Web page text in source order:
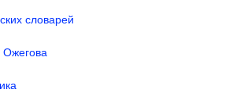
словарей
Ожегова